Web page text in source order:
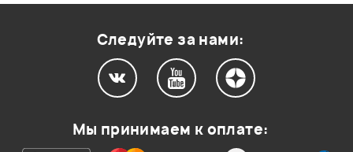
Мой отзыв о товаре
Впечатления о товаре:
Следуйте за нами:
Мы принимаем к оплате: